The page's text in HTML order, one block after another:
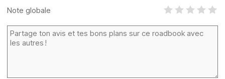
Note globale